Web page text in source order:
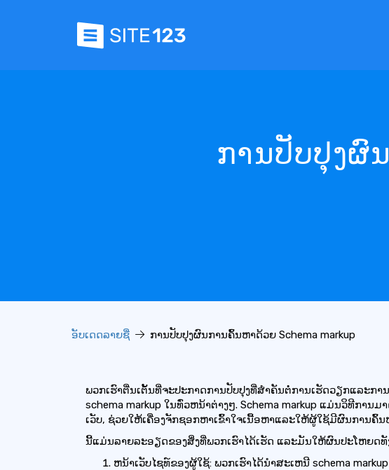
ການປັບປຸງຜົ
ອັບເດດລາຍຊື່ ການປັບປຸງຜົນການຄົ້ນຫາດ້ວຍ Schema markup
ພວກເຮົາຕື່ນເຕັ້ນທີ່ຈະປະກາດການປັບປຸງທີ່ສໍາຄັນຕໍ່ການເຮັດວຽກແລະກາ
schema markup ໃນທົ່ວຫນ້າຕ່າງໆ. Schema markup ແມ່ນວິທີກາ
ເວັບ, ຊ່ວຍໃຫ້ເຄື່ອງຈັກຊອກຫາເຂົ້າໃຈເນື້ອຫາແລະໃຫ້ຜູ້ໃຊ້ມີຜົນການຄົ້
ນີ້ແມ່ນລາຍລະອຽດຂອງສິ່ງທີ່ພວກເຮົາໄດ້ເຮັດ ແລະມັນໃຫ້ຜົນປະໂຫຍດທັ
ຫນ້າເວັບໄຊທ໌ຂອງຜູ້ໃຊ້: ພວກເຮົາໄດ້ນໍາສະເຫນີ schema